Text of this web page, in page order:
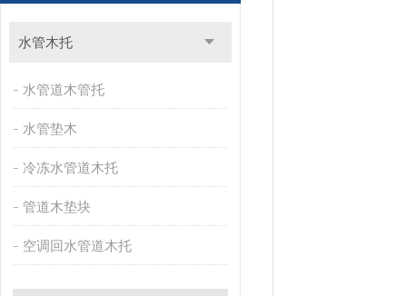
水管木托
水管道木管托
水管垫木
冷冻水管道木托
管道木垫块
空调回水管道木托